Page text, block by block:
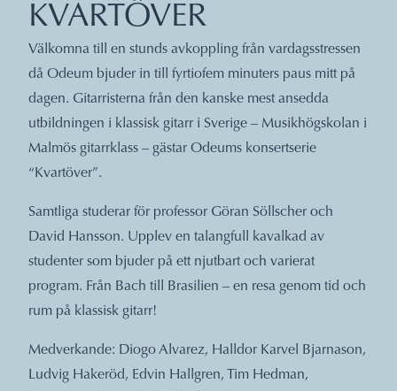
KVARTÖVER
Välkomna till en stunds avkoppling från vardagsstressen
då Odeum bjuder in till fyrtiofem minuters paus mitt på
dagen. Gitarristerna från den kanske mest ansedda
utbildningen i klassisk gitarr i Sverige – Musikhögskolan i
Malmös gitarrklass – gästar Odeums konsertserie
“Kvartöver”.
Samtliga studerar för professor Göran Söllscher och
David Hansson. Upplev en talangfull kavalkad av
studenter som bjuder på ett njutbart och varierat
program. Från Bach till Brasilien – en resa genom tid och
rum på klassisk gitarr!
Medverkande: Diogo Alvarez, Halldor Karvel Bjarnason,
Ludvig Hakeröd, Edvin Hallgren, Tim Hedman,